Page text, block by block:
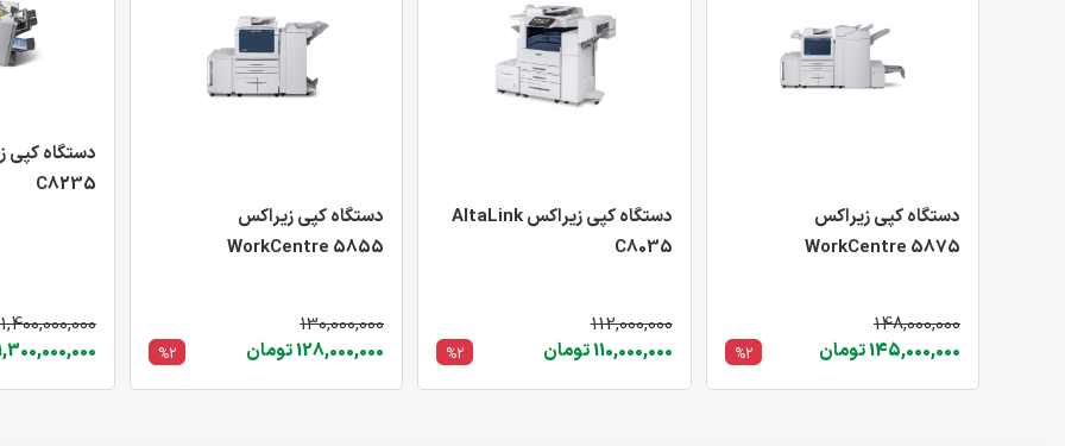
دستگاه کپی زیراکس
WorkCentre 5875
148,000,000
145,000,000 تومان
%2
دستگاه کپی زیراکس AltaLink
C8035
112,000,000
110,000,000 تومان
%2
دستگاه کپی زیراکس
WorkCentre 5855
130,000,000
128,000,000 تومان
%2
C8235
1,400,000,000
1,300,000,000